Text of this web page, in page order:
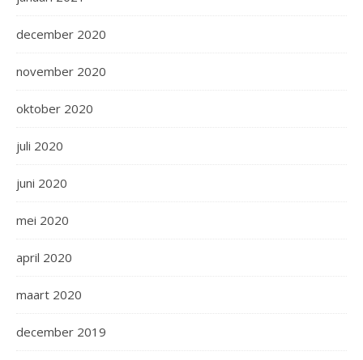
december 2020
november 2020
oktober 2020
juli 2020
juni 2020
mei 2020
april 2020
maart 2020
december 2019